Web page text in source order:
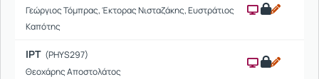
Γεώργιος Τόμπρας, Έκτορας Νισταζάκης, Ευστράτιος
Καπότης
IPT (PHYS297)
Θεοχάρης Αποστολάτος